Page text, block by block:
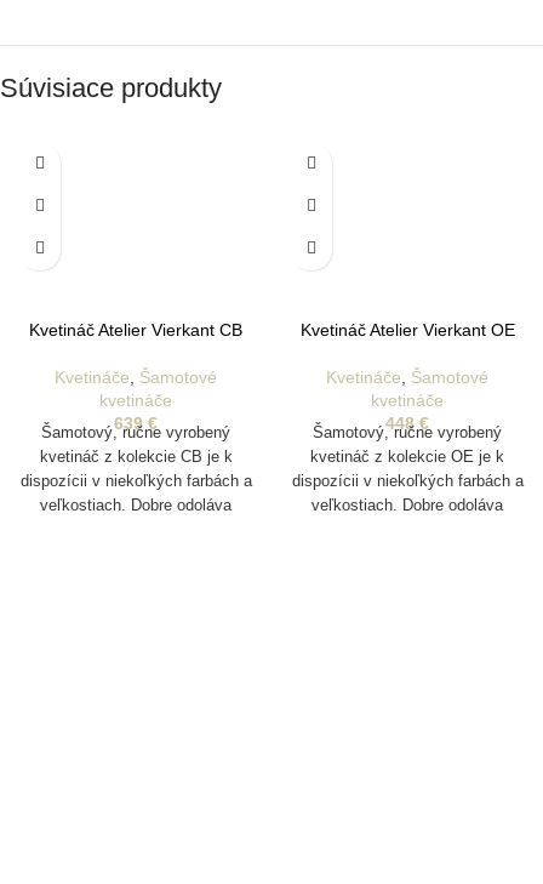
Súvisiace produkty
Kvetináč Atelier Vierkant CB
Kvetináče, Šamotové
kvetináče
639 €
Šamotový, ručne vyrobený
kvetináč z kolekcie CB je k
dispozícii v niekoľkých farbách a
veľkostiach. Dobre odoláva
Kvetináč Atelier Vierkant OE
Kvetináče, Šamotové
kvetináče
448 €
Šamotový, ručne vyrobený
kvetináč z kolekcie OE je k
dispozícii v niekoľkých farbách a
veľkostiach. Dobre odoláva